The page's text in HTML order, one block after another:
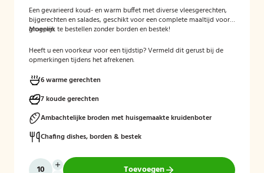
Een gevarieerd koud- en warm buffet met diverse vleesgerechten,
bijgerechten en salades, geschikt voor een complete maaltijd voor
groepen.
Mogelijk te bestellen zonder borden en bestek!
Heeft u een voorkeur voor een tijdstip? Vermeld dit gerust bij de
opmerkingen tijdens het afrekenen.
6 warme gerechten
7 koude gerechten
Ambachtelijke broden met huisgemaakte kruidenboter
Chafing dishes, borden & bestek
Toevoegen